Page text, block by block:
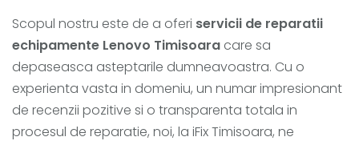
Scopul nostru este de a oferi servicii de reparatii
echipamente Lenovo Timisoara care sa
depaseasca asteptarile dumneavoastra. Cu o
experienta vasta in domeniu, un numar impresionant
de recenzii pozitive si o transparenta totala in
procesul de reparatie, noi, la iFix Timisoara, ne